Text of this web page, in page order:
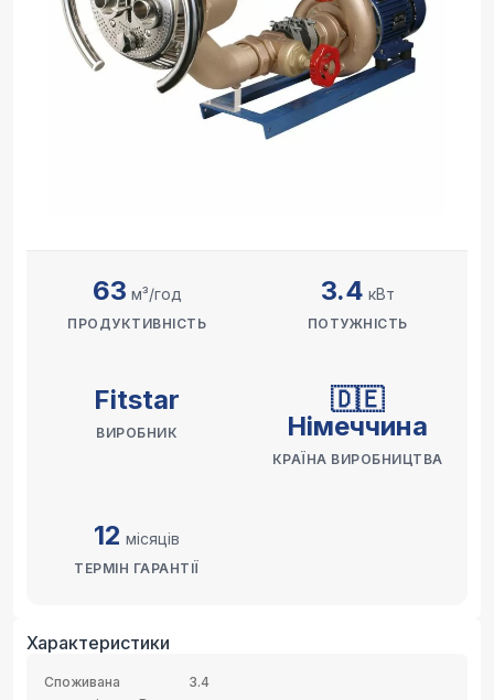
63 м³/год
ПРОДУКТИВНІСТЬ
3.4 кВт
ПОТУЖНІСТЬ
Fitstar
ВИРОБНИК
🇩🇪
Німеччина
КРАЇНА ВИРОБНИЦТВА
12 місяців
ТЕРМІН ГАРАНТІЇ
Характеристики
Споживана
3.4